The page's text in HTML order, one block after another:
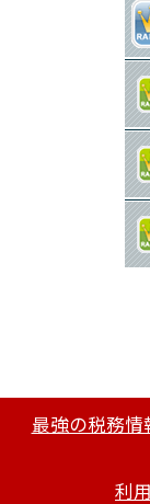
最強の税務
利